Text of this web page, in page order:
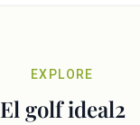
EXPLORE
El golf ideal2